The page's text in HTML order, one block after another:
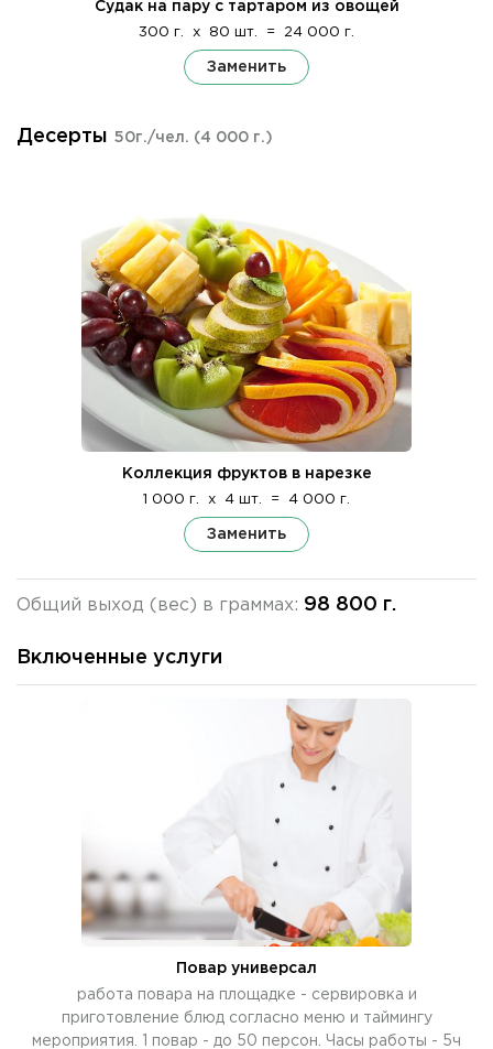
Судак на пару с тартаром из овощей
300 г. x 80 шт. = 24 000 г.
Заменить
Десерты 50г./чел. (4 000 г.)
Коллекция фруктов в нарезке
1 000 г. x 4 шт. = 4 000 г.
Заменить
Общий выход (вес) в граммах: 98 800 г.
Включенные услуги
Повар универсал
работа повара на площадке - сервировка и
приготовление блюд согласно меню и таймингу
мероприятия. 1 повар - до 50 персон. Часы работы - 5ч